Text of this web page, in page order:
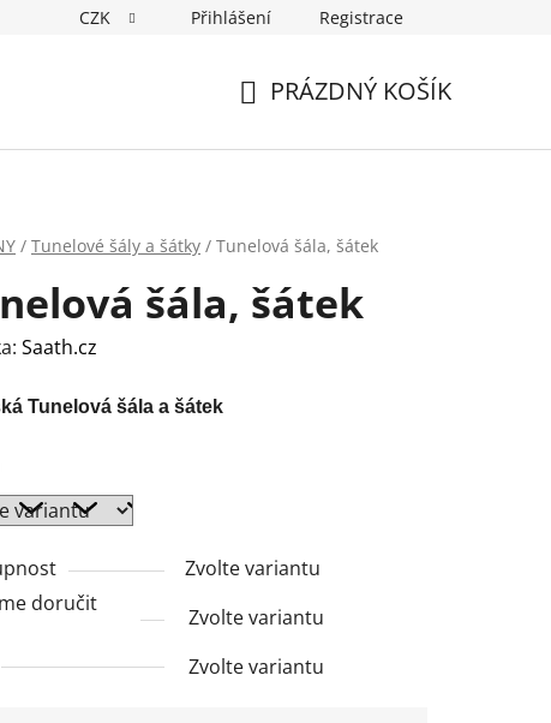
CZK Přihlášení Registrace
PRÁZDNÝ KOŠÍK
/ Tunelové šály a šátky / Tunelová šála, šátek
šála, šátek
Saath.cz
Tunelová šála a šátek
Zvolte variantu
doručit
Zvolte variantu
Zvolte variantu